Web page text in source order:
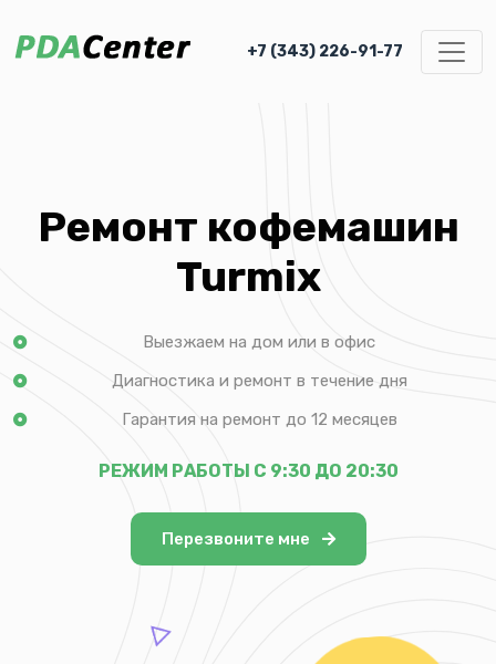
+7 (343) 226-91-77
Ремонт кофемашин
Turmix
Выезжаем на дом или в офис
Диагностика и ремонт в течение дня
Гарантия на ремонт до 12 месяцев
РЕЖИМ РАБОТЫ С 9:30 ДО 20:30
Перезвоните мне